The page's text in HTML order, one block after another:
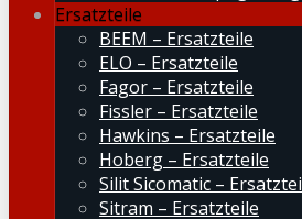
Ersatzteile
BEEM – Ersatzteile
ELO – Ersatzteile
Fagor – Ersatzteile
Fissler – Ersatzteile
Hawkins – Ersatzteile
Hoberg – Ersatzteile
Silit Sicomatic –
Sitram – Ersatzteile